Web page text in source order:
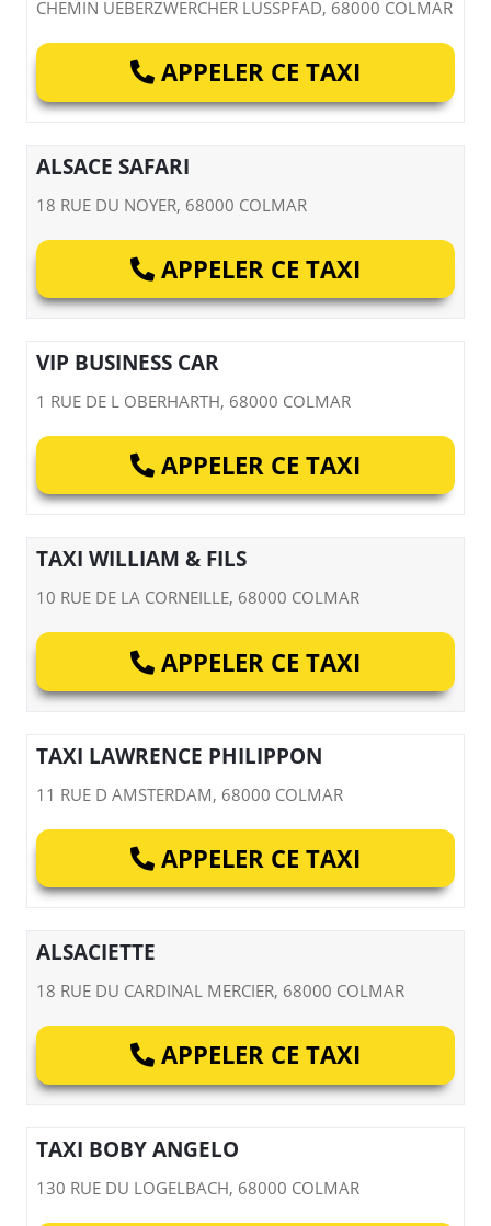
CHEMIN UEBERZWERCHER LUSSPFAD, 68000 COLMAR
APPELER CE TAXI
ALSACE SAFARI
18 RUE DU NOYER, 68000 COLMAR
APPELER CE TAXI
VIP BUSINESS CAR
1 RUE DE L OBERHARTH, 68000 COLMAR
APPELER CE TAXI
TAXI WILLIAM & FILS
10 RUE DE LA CORNEILLE, 68000 COLMAR
APPELER CE TAXI
TAXI LAWRENCE PHILIPPON
11 RUE D AMSTERDAM, 68000 COLMAR
APPELER CE TAXI
ALSACIETTE
18 RUE DU CARDINAL MERCIER, 68000 COLMAR
APPELER CE TAXI
TAXI BOBY ANGELO
130 RUE DU LOGELBACH, 68000 COLMAR